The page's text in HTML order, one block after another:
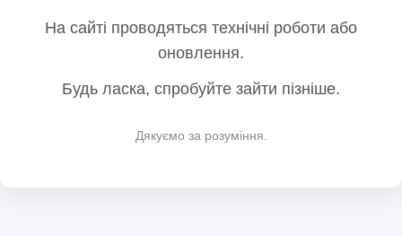
На сайті проводяться технічні роботи або
оновлення.
Будь ласка, спробуйте зайти пізніше.
Дякуємо за розуміння.